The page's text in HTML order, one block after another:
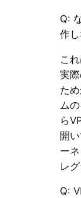
Q:
作
こ
実
た
ム
ら
開
ー
レ
Q: